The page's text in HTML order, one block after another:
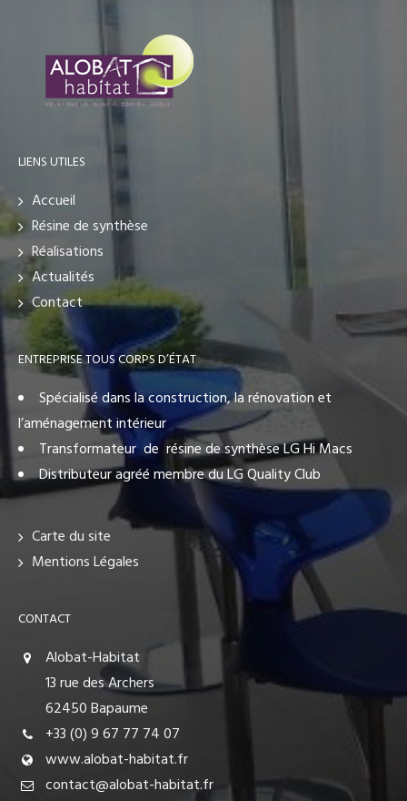
LIENS UTILES
Accueil
Résine de synthèse
Réalisations
Actualités
Contact
ENTREPRISE TOUS CORPS D’ÉTAT
Spécialisé dans la construction, la rénovation et
l’aménagement intérieur
Transformateur de résine de synthèse LG Hi Macs
Distributeur agréé membre du LG Quality Club
Carte du site
Mentions Légales
CONTACT
Alobat-Habitat
13 rue des Archers
62450 Bapaume
+33 (0) 9 67 77 74 07
www.alobat-habitat.fr
contact@alobat-habitat.fr